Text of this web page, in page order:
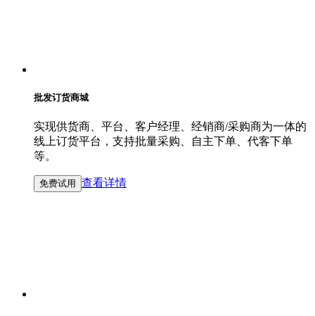
批发订货商城
实现供货商、平台、客户经理、经销商/采购商为一体的
线上订货平台，支持批量采购、自主下单、代客下单
等。
免费试用 查看详情